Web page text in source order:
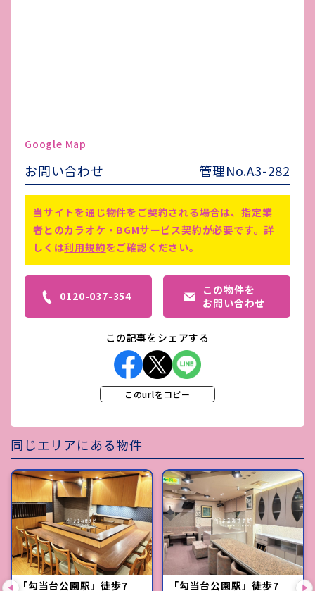
2026年8月末までフリーレント／壁
風俗営業不可
Google Map
お問い合わせ 管理No.A3-282
当サイトを通じ物件をご契約される場合は、指定業
者とのカラオケ・BGMサービス契約が必要です。詳
しくは利用規約をご確認ください。
0120-037-354
この物件を
お問い合わせ
この記事をシェアする
このurlをコピー
同じエリアにある物件
「勾当台公園駅」徒歩7
「勾当台公園駅」徒歩7